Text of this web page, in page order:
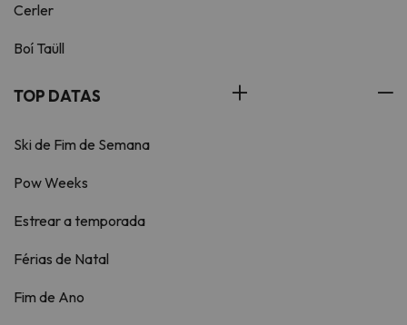
Cerler
Boí Taüll
TOP DATAS
Ski de Fim de Semana
Pow Weeks
Estrear a temporada
Férias de Natal
Fim de Ano